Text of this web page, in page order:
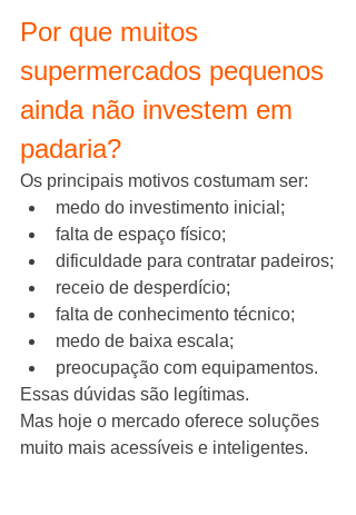
Por que muitos
supermercados pequenos
ainda não investem em
padaria?
Os principais motivos costumam ser:
medo do investimento inicial;
falta de espaço físico;
dificuldade para contratar padeiros;
receio de desperdício;
falta de conhecimento técnico;
medo de baixa escala;
preocupação com equipamentos.
Essas dúvidas são legítimas.
Mas hoje o mercado oferece soluções
muito mais acessíveis e inteligentes.